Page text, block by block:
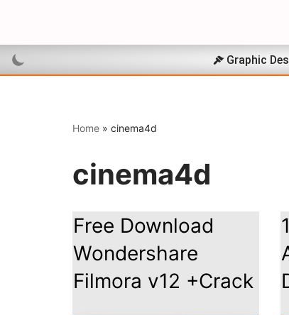
to
content
Graphic
Home » cinema4d
cinema4d
Free Download
Wondershare
Filmora v12 +Crack